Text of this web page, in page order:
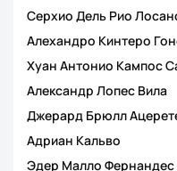
Серхио Дель Рио
Алехандро Кинтеро
Хуан Антонио Кампос
Александр Лопес Вила
Джерард Брюлл
Адриан Кальво
Эдер Малло Фернандес